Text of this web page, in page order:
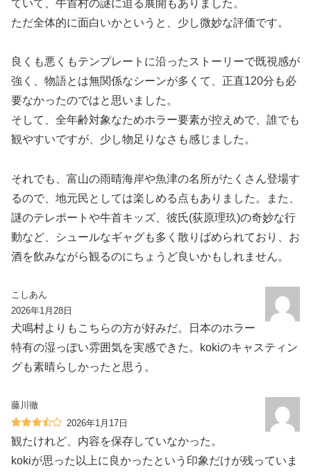
ていて、牛首村の謎に迫る展開もありました。
ただ全体的に面白いかというと、少し微妙な評価です。
良くも悪くもテンプレートに沿ったストーリーで既視感が
強く、物語とは無関係なシーンが多くて、正直120分も必
要なかったのではと思いました。
そして、全年齢対象なためホラー要素が控えめで、誰でも
観やすいですが、少し物足りなさも感じました。
それでも、富山の雨晴海岸や魚津の名所がたくさん登場す
るので、地元民としては楽しめる点もありました。また、
謎のテレポートや牛首キッズ、彼氏(荻原理玖)の奇妙な行
動など、シュールなギャグも多く散りばめられており、お
酒を飲みながら観るのにちょうど良いかもしれません。
こしあん
2026年1月28日
犬鳴村よりもこちらの方が好みだ。日本のホラー
特有の湿っぽい雰囲気を実感できた。kokiのキャスティン
グも素晴らしかったと思う。
藤川徹
2026年1月17日
観たけれど、内容を保存していなかった。
kokiが思った以上に良かったという印象だけが残っていま